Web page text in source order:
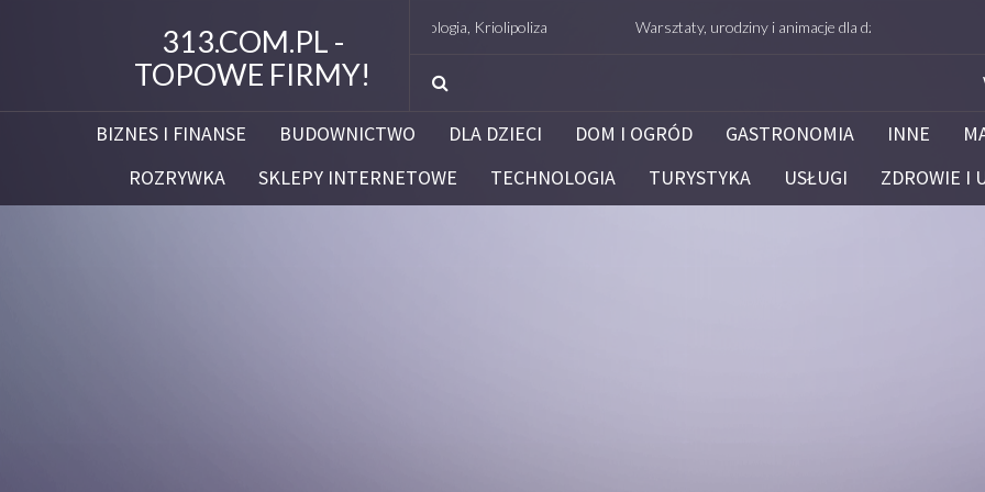
313.COM.PL -
TOPOWE FIRMY!
Studio Figura Białystok – Endermologia, Kriolipoliza Warsztaty, urodziny i animacje dla dzieci – Białystok –
BIZNES I FINANSE BUDOWNICTWO DLA DZIECI DOM I OGRÓD GASTRONOMIA INNE
ROZRYWKA
SKLEPY INTERNETOWE TECHNOLOGIA TURYSTYKA USŁUGI ZDROWIE I